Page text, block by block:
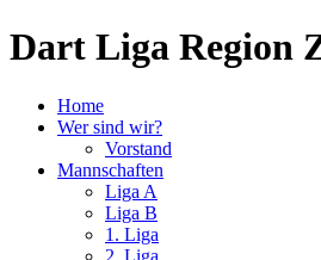
Dart Liga Region
Home
Wer sind wir?
Vorstand
Mannschaften
Liga A
Liga B
1. Liga
2. Liga